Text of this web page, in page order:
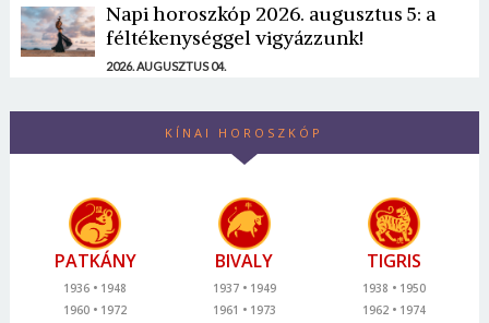
Napi horoszkóp 2026. augusztus 5: a
féltékenységgel vigyázzunk!
2026. AUGUSZTUS 04.
KÍNAI HOROSZKÓP
PATKÁNY
1936
1948
1960
1972
BIVALY
1937
1949
1961
1973
TIGRIS
1938
1950
1962
1974